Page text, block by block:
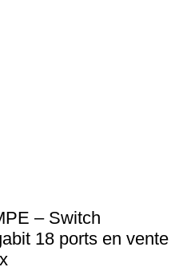
– Switch
18 ports en vente